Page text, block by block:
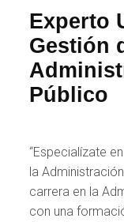
Experto
Gestión
Público
“Especialízate
la
carrera en la
con una